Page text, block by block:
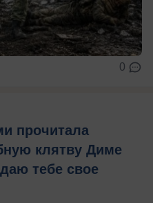
0
прочитала
клятву Диме
тебе свое